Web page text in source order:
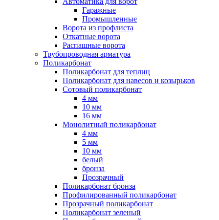
Гаражные
Промышленные
Ворота из профлиста
Откатные ворота
Распашные ворота
Трубопроводная арматура
Поликарбонат
Поликарбонат для теплиц
Поликарбонат для навесов и козырьков
Сотовый поликарбонат
4 мм
10 мм
16 мм
Монолитный поликарбонат
4 мм
5 мм
10 мм
белый
бронза
Прозрачный
Поликарбонат бронза
Профилированный поликарбонат
Прозрачный поликарбонат
Поликарбонат зеленый